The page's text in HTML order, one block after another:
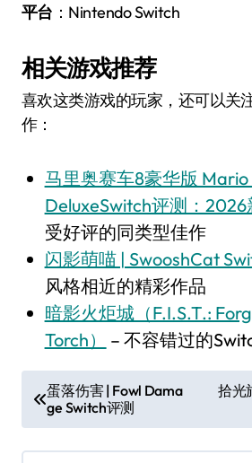
平台 ：Nintendo Switch
相关游戏推荐
喜欢这类游戏的玩家，还可以关
作：
马里奥赛车8豪华版
DeluxeSwitch评测：
受好评的同类型佳作
闪影萌喵 | SwooshCat
风格相近的精彩作品
暗影火炬城（F.I.S.T.:
Torch）
– 不容错过的
章
导
蛋落伤害 | Fowl Dama
ge Switch评测
拾光